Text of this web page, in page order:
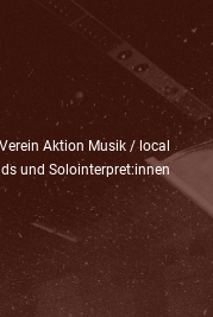
Aktion Musik / local
und Solointerpret:innen